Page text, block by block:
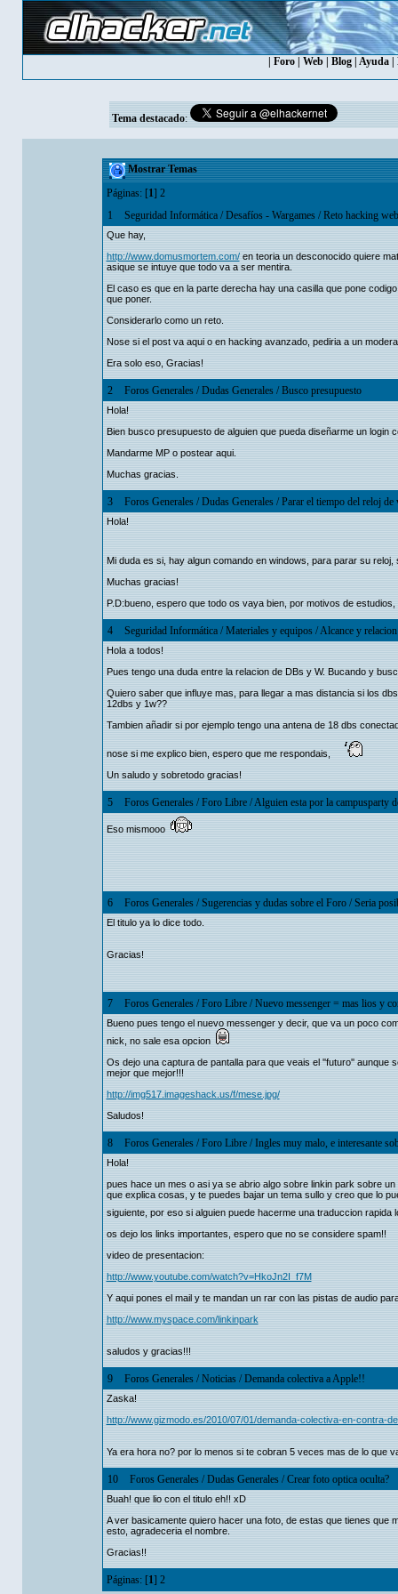
Foro Web Blog Ayuda
Tema destacado:
Mostrar Temas
Páginas: [1] 2
1
Seguridad Informática/Desafíos - Wargames/Reto hacking web
Que hay,
http://www.domusmortem.com/en teoria un desconocido quiere
asique se intuye que todo va a ser mentira.
El caso es que en la parte derecha hay una casilla que pone
que poner.
Considerarlo como un reto.
Nose si el post va aqui o en hacking avanzado, pediria a un
Era solo eso, Gracias!
2 Foros Generales/Dudas Generales/Busco presupuesto
Hola!
Bien busco presupuesto de alguien que pueda diseñarme un login
Mandarme MP o postear aqui.
Muchas gracias.
3 Foros Generales/Dudas Generales/Parar el tiempo del reloj
Hola!
Mi duda es si, hay algun comando en windows, para parar su
Muchas gracias!
P.D:bueno, espero que todo os vaya bien, por motivos de
4 Seguridad Informática/Materiales y equipos/Alcance y
Hola a todos!
Pues tengo una duda entre la relacion de DBs y W. Bucando y
Quiero saber que influye mas, para llegar a mas distancia si los
12dbs y 1w??
Tambien añadir si por ejemplo tengo una antena de 18 dbs
nose si me explico bien, espero que me respondais,
Un saludo y sobretodo gracias!
5 Foros Generales/Foro Libre/Alguien esta por la campusparty
Eso mismooo
6 Foros Generales/Sugerencias y dudas sobre el Foro/Seria
El titulo ya lo dice todo.
Gracias!
7 Foros Generales/Foro Libre/Nuevo messenger = mas lios y
Bueno pues tengo el nuevo messenger y decir, que va un poco
nick, no sale esa opcion
Os dejo una captura de pantalla para que veais el ''futuro'' aunque
mejor que mejor!!!
http://img517.imageshack.us/f/mese.jpg/
Saludos!
8 Foros Generales/Foro Libre/Ingles muy malo, e interesante
Hola!
pues hace un mes o asi ya se abrio algo sobre linkin park sobre
que explica cosas, y te puedes bajar un tema sullo y creo que lo
siguiente, por eso si alguien puede hacerme una traduccion rapida
os dejo los links importantes, espero que no se considere spam!!
video de presentacion:
http://www.youtube.com/watch?v=HkoJn2I_f7M
Y aqui pones el mail y te mandan un rar con las pistas de audio
http://www.myspace.com/linkinpark
saludos y gracias!!!
9 Foros Generales/Noticias/Demanda colectiva a Apple!!
Zaska!
http://www.gizmodo.es/2010/07/01/demanda-colectiva-en-contra-
Ya era hora no? por lo menos si te cobran 5 veces mas de lo que
10 Foros Generales/Dudas Generales/Crear foto optica oculta?
Buah! que lio con el titulo eh!! xD
A ver basicamente quiero hacer una foto, de estas que tienes que
esto, agradeceria el nombre.
Gracias!!
Páginas: [1] 2